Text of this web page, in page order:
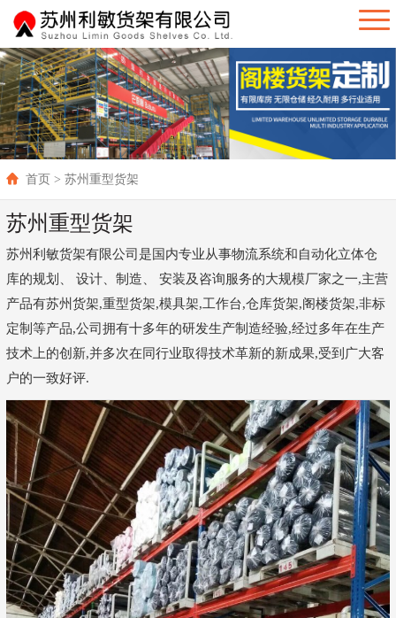
首页 > 苏州重型货架
苏州重型货架
苏州利敏货架有限公司是国内专业从事物流系统和自动化立体仓
库的规划、 设计、制造、 安装及咨询服务的大规模厂家之一,主营
产品有苏州货架,重型货架,模具架,工作台,仓库货架,阁楼货架,非标
定制等产品,公司拥有十多年的研发生产制造经验,经过多年在生产
技术上的创新,并多次在同行业取得技术革新的新成果,受到广大客
户的一致好评.